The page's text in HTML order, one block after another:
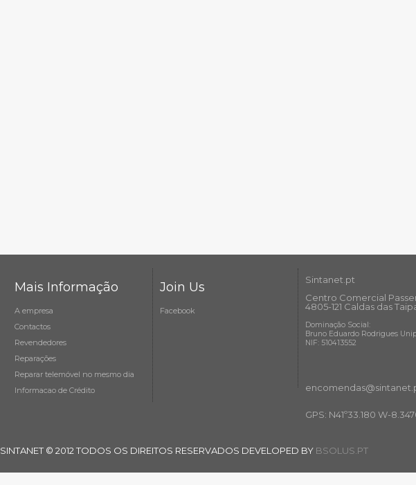
Mais Informação
A empresa
Contactos
Revendedores
Reparações
Reparar telemóvel no mesmo dia
Informacao de Crédito
Join Us
Facebook
Sintanet.pt
Centro Comercial
4805-121 Caldas das
Dominação Social:
Bruno Eduardo Rodrigues
NIF: 510413552
encomendas@sintanet
GPS: N41º33.180 W-
SINTANET © 2012 TODOS OS DIREITOS RESERVADOS DEVELOPED BY BSOLUS.PT